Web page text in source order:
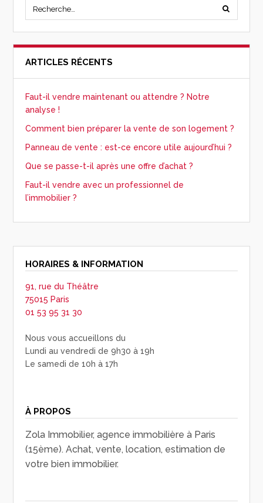
ARTICLES RÉCENTS
Faut-il vendre maintenant ou attendre ? Notre
analyse !
Comment bien préparer la vente de son logement ?
Panneau de vente : est-ce encore utile aujourd’hui ?
Que se passe-t-il après une offre d’achat ?
Faut-il vendre avec un professionnel de
l’immobilier ?
HORAIRES & INFORMATION
91, rue du Théâtre
75015 Paris
01 53 95 31 30
Nous vous accueillons du
Lundi au vendredi de 9h30 à 19h
Le samedi de 10h à 17h
À PROPOS
Zola Immobilier, agence immobilière à Paris
(15ème). Achat, vente, location, estimation de
votre bien immobilier.